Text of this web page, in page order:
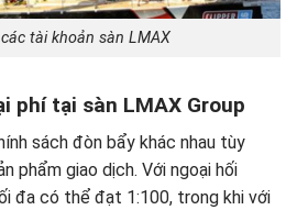
tài khoản sàn LMAX
phí tại sàn LMAX Group
sách đòn bẩy khác nhau tùy
phẩm giao dịch. Với ngoại hối
đa có thể đạt 1:100, trong khi với